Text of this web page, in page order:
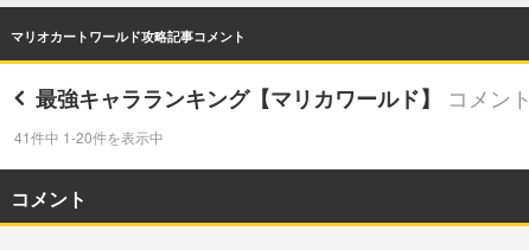
マリオカートワールド攻略記事コメント
最強キャラランキング【マリカワールド】 コメント
41件中 1-20件を表示中
コメント